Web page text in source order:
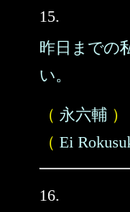
15.
昨日までの
い。
（ 永六輔 ）
（ Ei
16.